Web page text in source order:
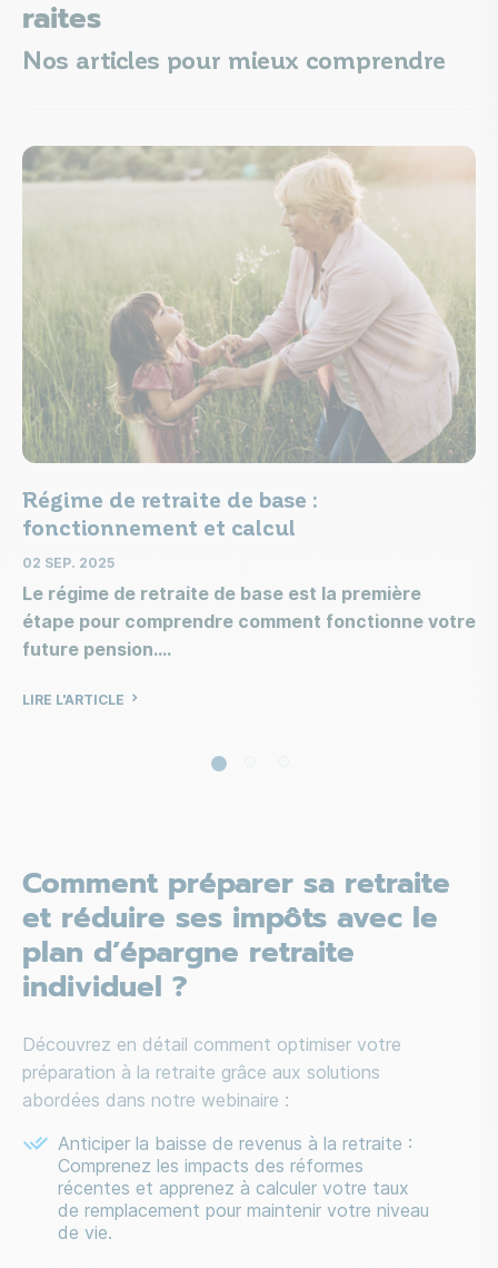
raites
Nos articles pour mieux comprendre
Régime de retraite de base :
fonctionnement et calcul
02 SEP. 2025
Le régime de retraite de base est la première
étape pour comprendre comment fonctionne votre
future pension.
LIRE L'ARTICLE
Comment préparer sa retraite
et réduire ses impôts avec le
plan d’épargne retraite
individuel ?
Découvrez en détail comment optimiser votre
préparation à la retraite grâce aux solutions
abordées dans notre webinaire :
Anticiper la baisse de revenus à la retraite :
Comprenez les impacts des réformes
récentes et apprenez à calculer votre taux
de remplacement pour maintenir votre niveau
de vie.